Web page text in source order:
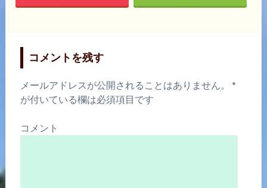
コメントを残す
メールアドレスが公開されることはありません。
*
が付いている欄は必須項目です
コメント